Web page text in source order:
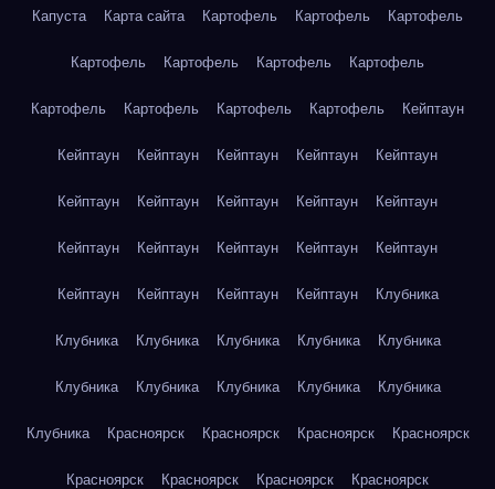
Капуста Карта сайта Картофель Картофель Картофель
Картофель Картофель Картофель Картофель
Картофель Картофель Картофель Картофель Кейптаун
Кейптаун Кейптаун Кейптаун Кейптаун Кейптаун
Кейптаун Кейптаун Кейптаун Кейптаун Кейптаун
Кейптаун Кейптаун Кейптаун Кейптаун Кейптаун
Кейптаун Кейптаун Кейптаун Кейптаун Клубника
Клубника Клубника Клубника Клубника Клубника
Клубника Клубника Клубника Клубника Клубника
Клубника Красноярск Красноярск Красноярск Красноярск
Красноярск Красноярск Красноярск Красноярск